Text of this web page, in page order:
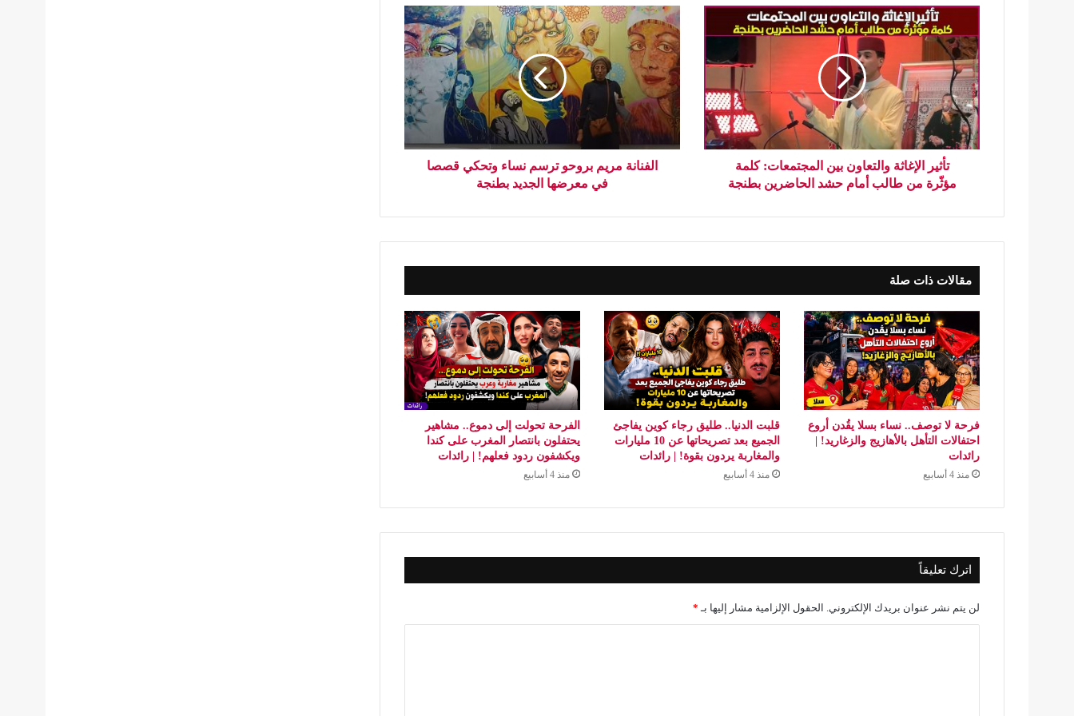
تأثير الإغاثة والتعاون بين المجتمعات: كلمة
مؤثّرة من طالب أمام حشد الحاضرين بطنجة
الفنانة مريم بروحو ترسم نساء وتحكي قصصا
في معرضها الجديد بطنجة
مقالات ذات صلة
فرحة لا توصف.. نساء بسلا يقُدن أروع
احتفالات التأهل بالأهازيج والزغاريد! |
رائدات
منذ 4 أسابيع
قلبت الدنيا.. طليق رجاء كوين يفاجئ
الجميع بعد تصريحاتها عن 10 مليارات
والمغاربة يردون بقوة! | رائدات
منذ 4 أسابيع
الفرحة تحولت إلى دموع.. مشاهير
يحتفلون بانتصار المغرب على كندا
ويكشفون ردود فعلهم! | رائدات
منذ 4 أسابيع
اترك تعليقاً
لن يتم نشر عنوان بريدك الإلكتروني. الحقول الإلزامية مشار إليها بـ *